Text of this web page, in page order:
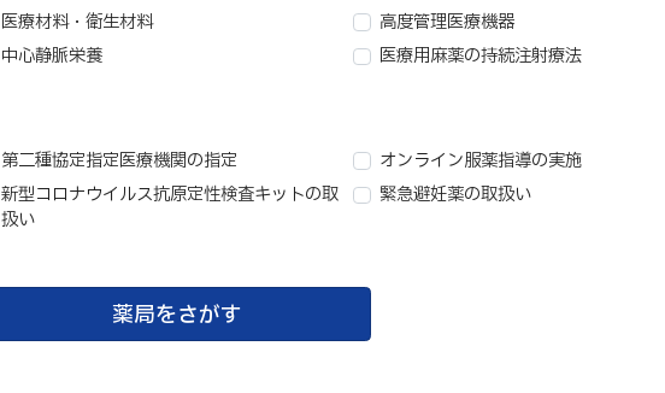
医療材料・衛生材料
高度管理医療機器
中心静脈栄養
医療用麻薬の持続注射療法
第二種協定指定医療機関の指定
オンライン服薬指導の実施
新型コロナウイルス抗原定性検査キットの取
扱い
緊急避妊薬の取扱い
薬局をさがす